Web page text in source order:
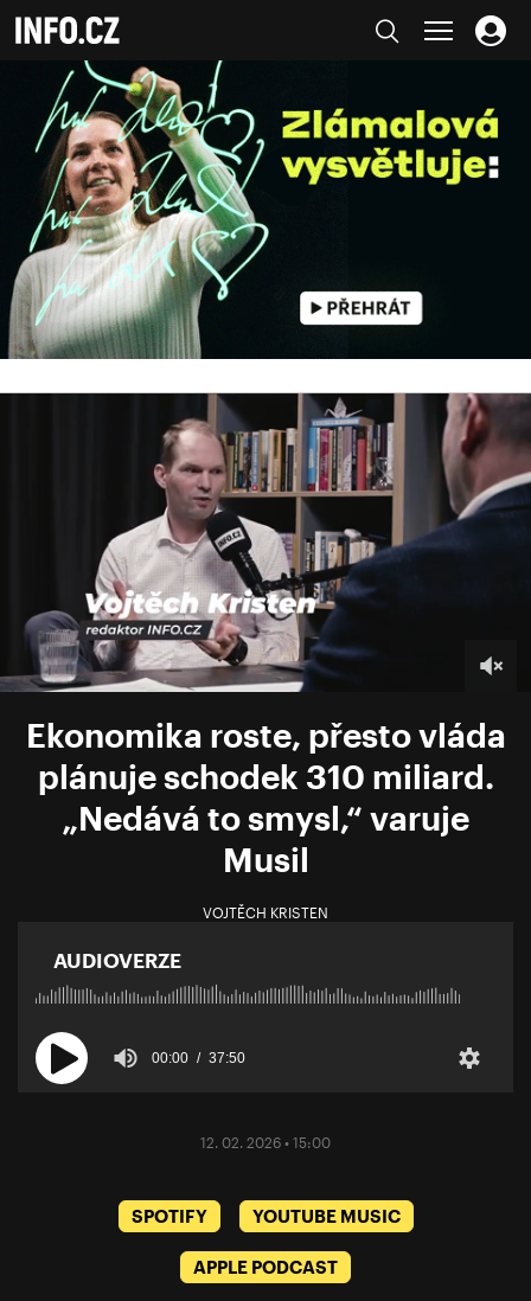
Ekonomika roste, přesto vláda
plánuje schodek 310 miliard.
„Nedává to smysl,“ varuje
Musil
VOJTĚCH KRISTEN
AUDIOVERZE
00:00 37:50
12. 02. 2026 • 15:00
SPOTIFY YOUTUBE MUSIC
APPLE PODCAST